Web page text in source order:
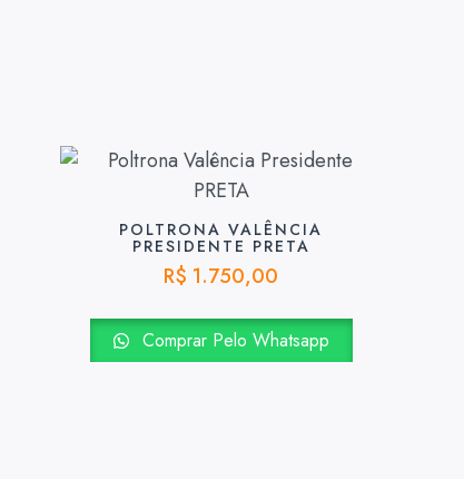
POLTRONA VALÊNCIA
PRESIDENTE PRETA
R$ 1.750,00
Comprar Pelo Whatsapp